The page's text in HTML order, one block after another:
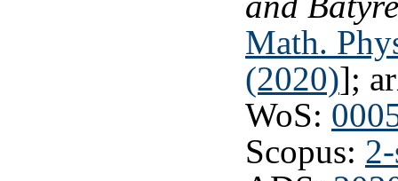
Math.
(2020)];
WoS:
Scopus: